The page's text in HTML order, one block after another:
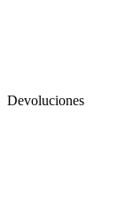
Devoluciones